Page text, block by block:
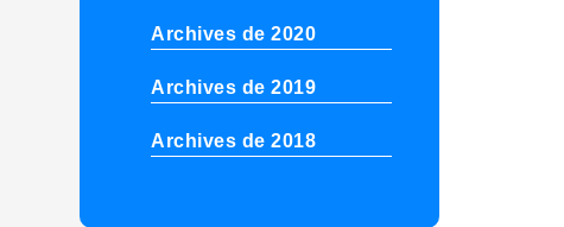
Archives de 2020
Archives de 2019
Archives de 2018